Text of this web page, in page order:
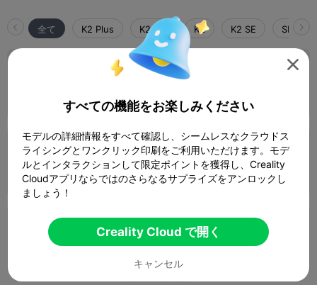
全て K2 Plus K2 Pro K2 K2 SE
0.2mm layer, 4 walls, 15% infill
4.0
0.2mm layer, 3 walls, 15% infill
 45m 46s  1 プレート  10.00g
0.2mm layer, 3 walls, 40 infill
 01h 56m  1 プレート  36.05g

すべての機能をお楽しみください
モデルの詳細情報をすべて確認し、シームレスなクラウドス
ライシングとワンクリック印刷をご利用いただけます。モデ
ルとインタラクションして限定ポイントを獲得し、Creality
Cloudアプリならではのさらなるサプライズをアンロックし
ましょう！
Creality Cloud で開く
キャンセル